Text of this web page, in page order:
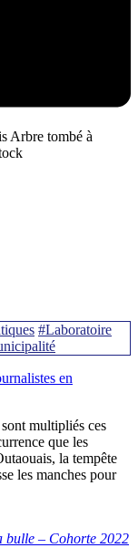
Arbre tombé à
#Laboratoire
en
multipliés ces
que les
la tempête
les manches pour
bulle – Cohorte 2022